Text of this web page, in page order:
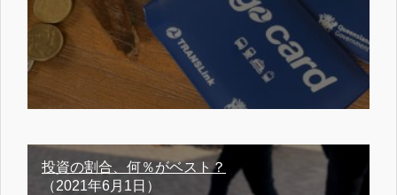
投資の割合、何％がベスト？
（2021年6月1日）